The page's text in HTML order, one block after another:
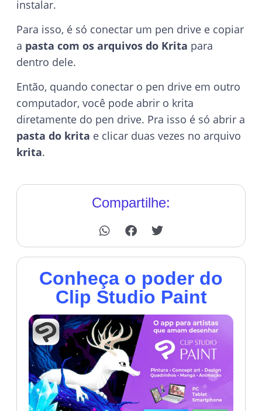
instalar.
Para isso, é só conectar um pen drive e copiar
a pasta com os arquivos do Krita para
dentro dele.
Então, quando conectar o pen drive em outro
computador, você pode abrir o krita
diretamente do pen drive. Pra isso é só abrir a
pasta do krita e clicar duas vezes no arquivo
krita.
Compartilhe:
Conheça o poder do
Clip Studio Paint